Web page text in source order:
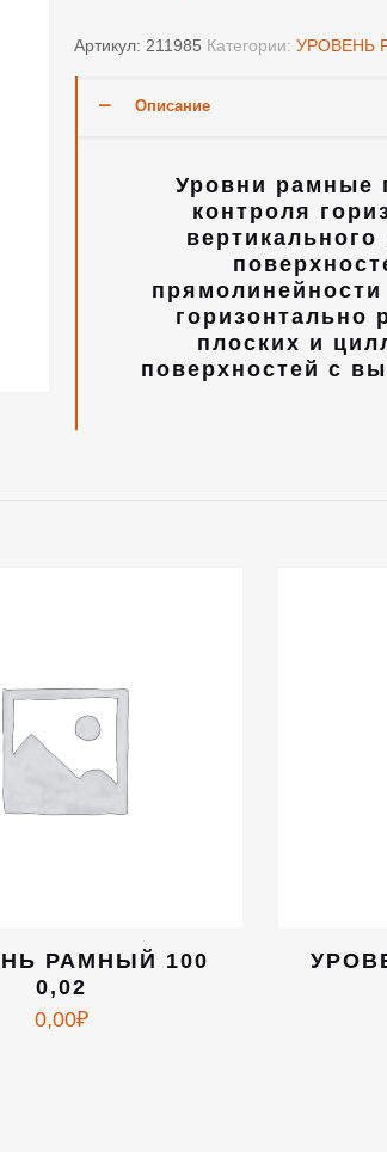
Артикул: 211985 Категории:УРОВЕНЬ
Описание
Уровни рамные
контроля
прямолинейности
горизонтально
плоских и
поверхностей с
РАМНЫЙ 100
0,02
0,00₽